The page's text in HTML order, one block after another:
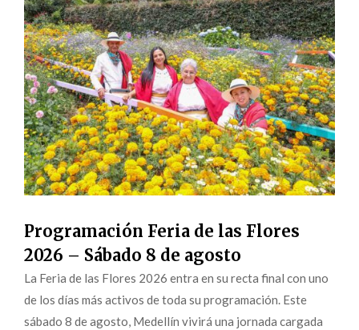
Programación Feria de las Flores
2026 – Sábado 8 de agosto
La Feria de las Flores 2026 entra en su recta final con uno
de los días más activos de toda su programación. Este
sábado 8 de agosto, Medellín vivirá una jornada cargada